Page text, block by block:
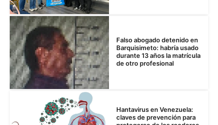
Falso abogado detenido en
Barquisimeto: habría usado
durante 13 años la matrícula
de otro profesional
Hantavirus en Venezuela:
claves de prevención para